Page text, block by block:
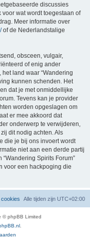
discussies
wat wordt toegestaan of
Meer informatie over
of de Nederlandstalige
obsceen, vulgair,
of enig ander
land waar “Wandering
kunnen schenden. Het
dat je met onmiddellijke
Tevens kan je provider
worden opgeslagen om
er mee akkoord dat
onderwerp te verwijderen,
dit nodig achten. Als
die je bij ons invoert wordt
niet aan een derde partij
Spirits Forum”
voor een hackpoging die
Alle tijden zijn UTC+02:00
cookies
© phpBB Limited